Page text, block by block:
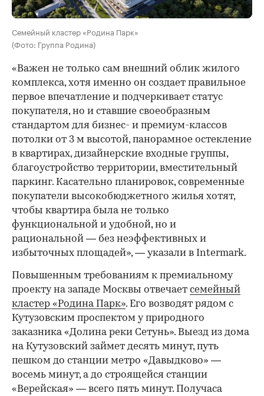
Семейный кластер «Родина Парк»
(Фото: Группа Родина)
«Важен не только сам внешний облик жилого
комплекса, хотя именно он создает правильное
первое впечатление и подчеркивает статус
покупателя, но и ставшие своеобразным
стандартом для бизнес- и премиум-классов
потолки от 3 м высотой, панорамное остекление
в квартирах, дизайнерские входные группы,
благоустройство территории, вместительный
паркинг. Касательно планировок, современные
покупатели высокобюджетного жилья хотят,
чтобы квартира была не только
функциональной и удобной, но и
рациональной — без неэффективных и
избыточных площадей», — указали в Intermark.
Повышенным требованиям к премиальному
проекту на западе Москвы отвечает семейный
кластер «Родина Парк». Его возводят рядом с
Кутузовским проспектом у природного
заказника «Долина реки Сетунь». Выезд из дома
на Кутузовский займет десять минут, путь
пешком до станции метро «Давыдково» —
восемь минут, а до строящейся станции
«Верейская» — всего пять минут. Получаса